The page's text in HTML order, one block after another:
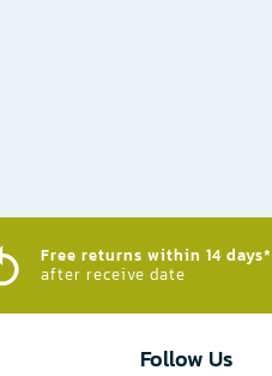
Free returns within 14 days*
after receive date
Follow Us​